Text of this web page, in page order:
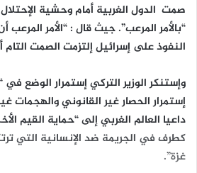
صمت الدول الغربية أمام وحشية
“بالأمر المرعب”. جيث قال : “الأمر المرعب
النفوذ على إسرائيل إلتزمت الصمت
وإستنكر الوزير التركي إستمرار الوضع في
إستمرار الحصار غير القانوني والهجمات
داعيا العالم الغربي إلى “حماية القيم
كطرف في الجريمة ضد الإنسانية التي
غزة”.